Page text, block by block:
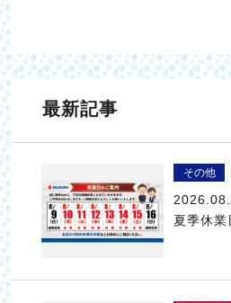
最新記事
その他
夏季休業